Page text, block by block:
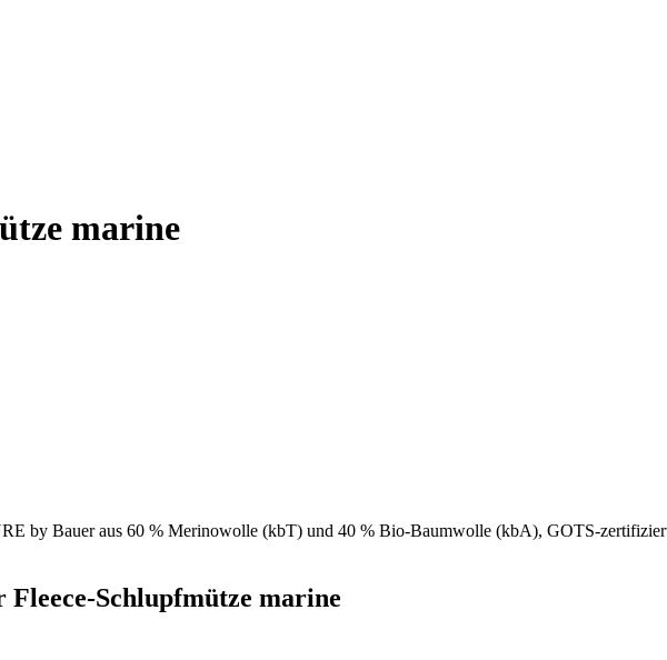
marine
by Bauer aus 60 % Merinowolle (kbT) und 40 % Bio-Baumwolle (kbA), GOTS-
Fleece-Schlupfmütze marine